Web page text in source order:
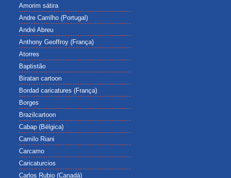
Amorim sátira
Andre Carrilho (Portugal)
André Abreu
Anthony Geoffroy (França)
Atorres
Baptistão
Biratan cartoon
Bordad caricatures (França)
Borges
Brazilcartoon
Cabap (Bélgica)
Camilo Riani
Carcamo
Caricaturcios
Carlos Rubio (Canadá)